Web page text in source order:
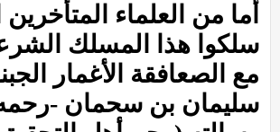
أما من العلماء المتأخرين
سلكوا هذا المسلك
مع الصعافقة الأغمار
سليمان بن سحمان -